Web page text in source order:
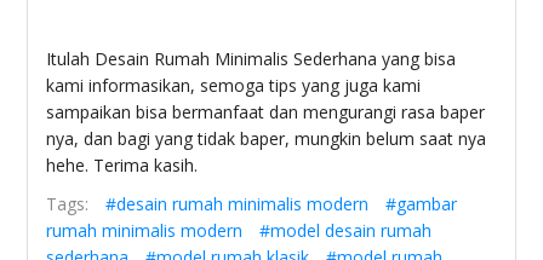
Itulah Desain Rumah Minimalis Sederhana yang bisa
kami informasikan, semoga tips yang juga kami
sampaikan bisa bermanfaat dan mengurangi rasa baper
nya, dan bagi yang tidak baper, mungkin belum saat nya
hehe. Terima kasih.
Tags:
#desain rumah minimalis modern
#gambar
rumah minimalis modern
#model desain rumah